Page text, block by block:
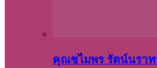
คุณชไมพร​ รัตน์​นรา​ท